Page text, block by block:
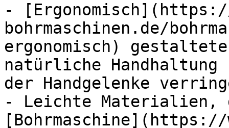
-
bohrmaschinen.de/
ergonomisch)
natürliche
der Handgelenke
- Leichte Materialien,
[Bohrmaschine](https://